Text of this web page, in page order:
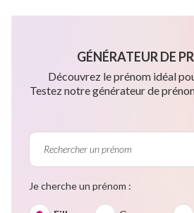
GÉNÉRATEUR DE
Découvrez le prénom idéal
Testez notre générateur de
Je cherche un prénom :